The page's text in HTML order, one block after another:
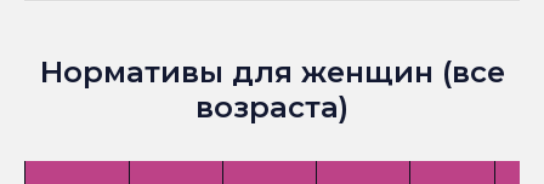
Нормативы для женщин (все
возраста)